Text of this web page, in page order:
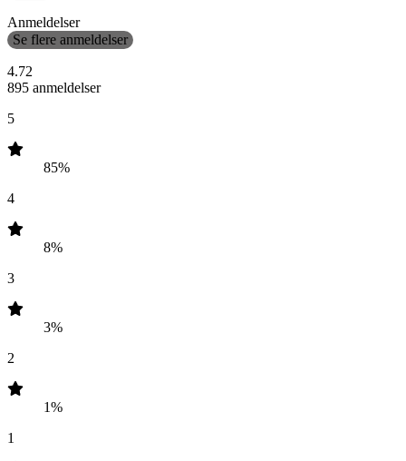
Anmeldelser
Se flere anmeldelser
4.72
895 anmeldelser
5
85%
4
8%
3
3%
2
1%
1